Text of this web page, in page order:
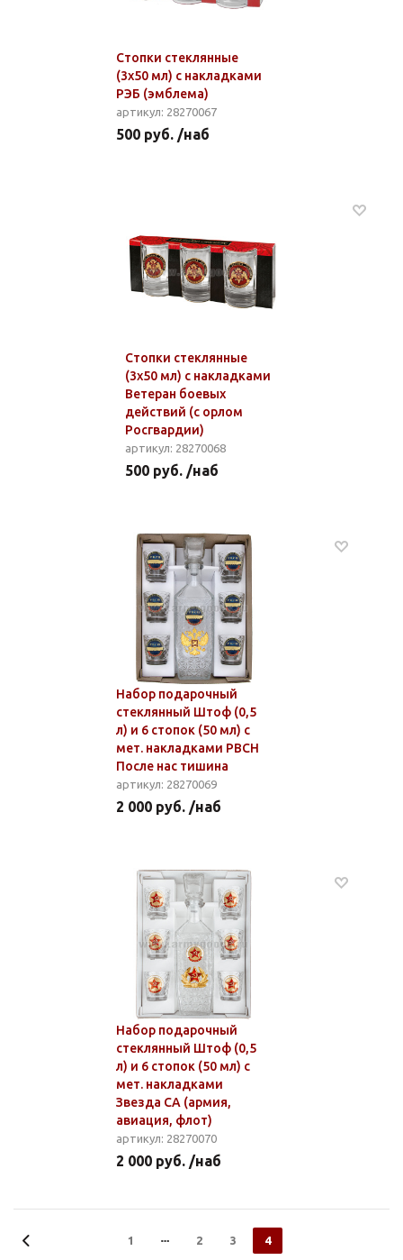
Стопки стеклянные
(3x50 мл) с накладками
РЭБ (эмблема)
артикул: 28270067
500 руб. /наб
Стопки стеклянные
(3x50 мл) с накладками
Ветеран боевых
действий (с орлом
Росгвардии)
артикул: 28270068
500 руб. /наб
Набор подарочный
стеклянный Штоф (0,5
л) и 6 стопок (50 мл) с
мет. накладками РВСН
После нас тишина
артикул: 28270069
2 000 руб. /наб
Набор подарочный
стеклянный Штоф (0,5
л) и 6 стопок (50 мл) с
мет. накладками
Звезда СА (армия,
авиация, флот)
артикул: 28270070
2 000 руб. /наб
1 2 3 4